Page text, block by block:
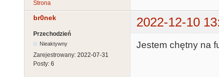
Strona
br0nek 2022-12-10
Przechodzień
Nieaktywny
Zarejestrowany: 2022-07-31
Posty: 6
Jestem chętny na